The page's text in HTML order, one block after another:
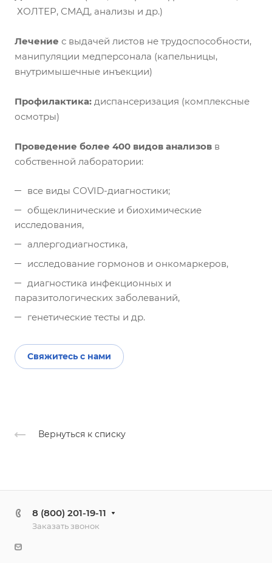
ХОЛТЕР, СМАД, анализы и др.)
Лечение с выдачей листов не трудоспособности,
манипуляции медперсонала (капельницы,
внутримышечные инъекции)
Профилактика: диспансеризация (комплексные
осмотры)
Проведение более 400 видов анализов в
собственной лаборатории:
все виды COVID-диагностики;
общеклинические и биохимические
исследования,
аллергодиагностика,
исследование гормонов и онкомаркеров,
диагностика инфекционных и
паразитологических заболеваний,
генетические тесты и др.
Свяжитесь с нами
Вернуться к списку
8 (800) 201-19-11
Заказать звонок